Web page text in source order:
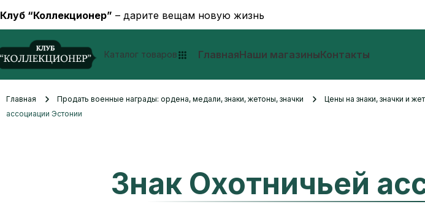
Клуб “Коллекционер” – дарите вещам новую жизнь
Каталог товаров ГлавнаяНаши магазиныКонтакты
Главная Продать военные награды: ордена, медали, знаки, жетоны, значки Цены на знаки, значки и
ассоциации Эстонии
Знак Охотничьей